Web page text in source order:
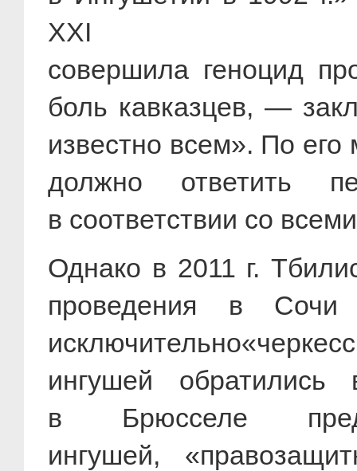
ХХI
совершила геноцид
боль кавказцев, —
известно всем». По
должно ответить
в соответствии со
Однако в 2011 г.
проведения в Сочи
ингушей
в Брюсселе
ингушей,